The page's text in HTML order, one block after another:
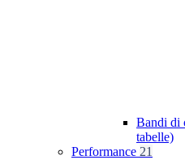
Bandi di
tabelle)
Performance 21